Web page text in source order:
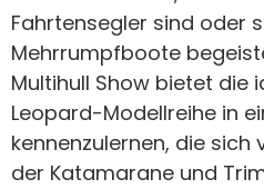
Fahrtensegler sind oder
Mehrrumpfboote
Multihull Show bietet die
Leopard-Modellreihe in
kennenzulernen, die
der Katamarane und